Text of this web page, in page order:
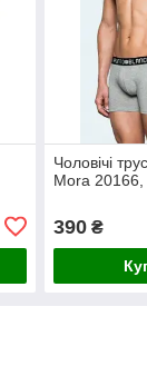
Чоловічі
Mora 20166,
390₴